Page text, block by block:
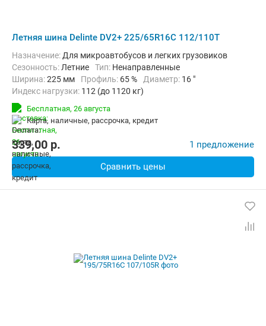
Летняя шина Delinte DV2+ 225/65R16C 112/110T
Назначение: Для микроавтобусов и легких грузовиков
Сезонность: Летние Тип: Ненаправленные
Ширина:225 мм Профиль: 65 % Диаметр: 16 "
Индекс нагрузки: 112 (до 1120 кг)
Индекс скорости:
Бесплатная, 26 августа
карта, наличные, рассрочка, кредит
339,00 p. 1 предложение
Сравнить цены